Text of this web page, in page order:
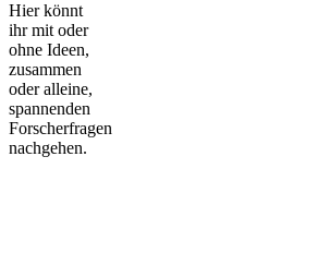
Hier könnt
ihr mit oder
ohne Ideen,
zusammen
oder alleine,
spannenden
Forscherfragen
nachgehen.